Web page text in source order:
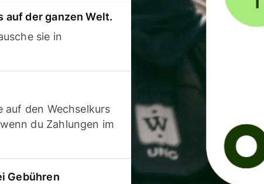
auf der ganzen Welt.
sie in
auf den Wechselkurs
du Zahlungen im
Gebühren